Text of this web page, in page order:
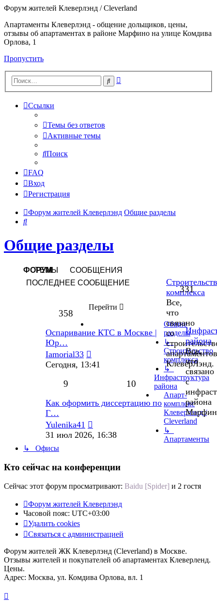
Форум жителей Клеверлэнд / Cleverland
Апартаменты Клеверлэнд - общение дольщиков, цены,
отзывы об апартаментах в районе Марфино на улице Комдива
Орлова, 1
Пропустить
Поиск
Ссылки
Темы без ответов
Активные темы
Поиск
FAQ
Вход
Регистрация
Форум жителей Клеверлэнд Общие разделы
Поиск
Общие разделы
ФОРУМ
ТЕМЫ
СООБЩЕНИЯ
ПОСЛЕДНЕЕ СООБЩЕНИЕ
комплекса
Все,
что
связано
со
апартаментов
КлеверЛэнд.
331
358
Оспаривание КТС в Москве |
Юр…
Iamorial33
к
сообщению
Сегодня, 13:41
района
Все,
что
связано
с
района
9 10
Как оформить диссертацию по
Г…
Yulenika41
31 июл 2026, 16:38
Перейти
Общие
разделы
↳
Строительство
комплекса
↳
Инфраструктура
района
Апарт-
комплекс
Клеверлэнд /
Cleverland
↳
Апартаменты
↳ Офисы
Кто сейчас на конференции
Сейчас этот форум просматривают: Baidu [Spider] и 2 гостя
Форум жителей Клеверлэнд
Часовой пояс: UTC+03:00
Удалить cookies
Связаться с администрацией
Форум жителей ЖК Клеверлэнд (Cleverland) в Москве.
Отзывы жителей и покупателей об апартаментах Клеверленд.
Цены.
Адрес: Москва, ул. Комдива Орлова, вл. 1